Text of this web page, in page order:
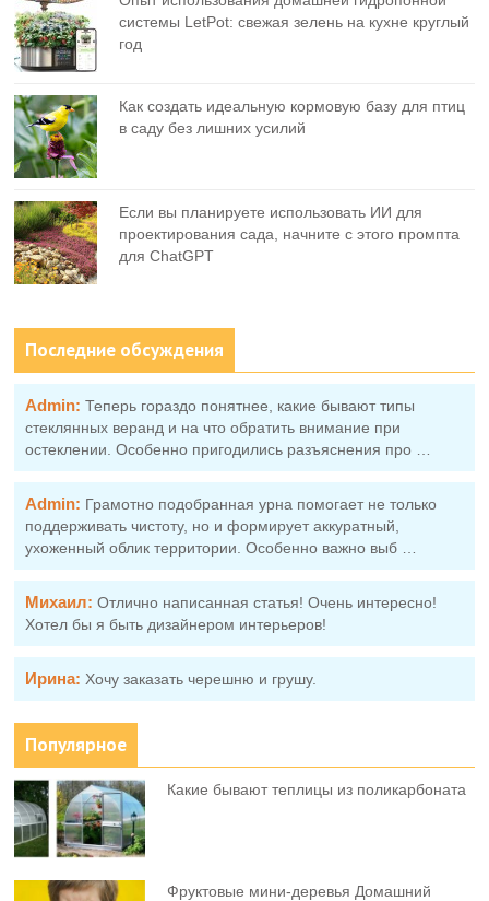
системы LetPot: свежая зелень на кухне круглый
год
Как создать идеальную кормовую базу для птиц
в саду без лишних усилий
Если вы планируете использовать ИИ для
проектирования сада, начните с этого промпта
для ChatGPT
Последние обсуждения
Admin: Теперь гораздо понятнее, какие бывают типы
стеклянных веранд и на что обратить внимание при
остеклении. Особенно пригодились разъяснения про …
Admin: Грамотно подобранная урна помогает не только
поддерживать чистоту, но и формирует аккуратный,
ухоженный облик территории. Особенно важно выб …
Михаил: Отлично написанная статья! Очень интересно!
Хотел бы я быть дизайнером интерьеров!
Ирина: Хочу заказать черешню и грушу.
Популярное
Какие бывают теплицы из поликарбоната
Фруктовыe мини-деревья Домашний